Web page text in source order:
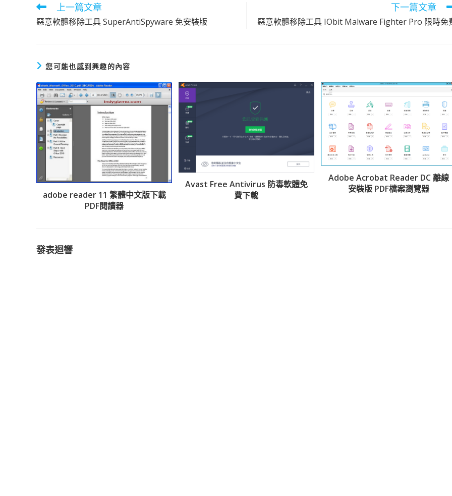
閱
更
上一篇文章
惡意軟體移除工具 SuperAntiSpyware 免安裝版
下一篇文章
惡意軟體移除工具 IObit Malware Fighter Pro 限時免
您可能也感到興趣的內容
adobe reader 11 繁體中文版下載
PDF閱讀器
Avast Free Antivirus 防毒軟體免
費下載
Adobe Acrobat Reader DC 離線
安裝版 PDF檔案瀏覽器
發表迴響